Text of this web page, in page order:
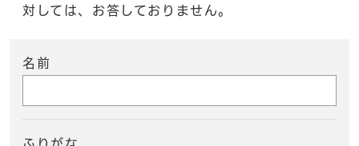
対しては、お答しておりません。
名前
ふりがな